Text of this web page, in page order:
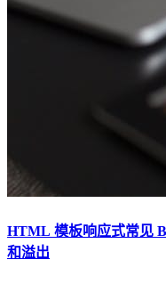
HTML 模板响应式常见
和溢出